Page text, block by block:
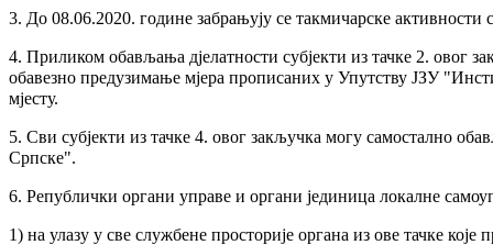
3. До 08.06.2020. године забрањују се такмичарске активности
4. Приликом обављања дјелатности субјекти из тачке 2. овог
обавезно предузимање мјера прописаних у Упутству ЈЗУ
мјесту.
5. Сви субјекти из тачке 4. овог закључка могу самостално
Српске".
6. Републички органи управе и органи јединица локалне
1) на улазу у све службене просторије органа из ове тачке